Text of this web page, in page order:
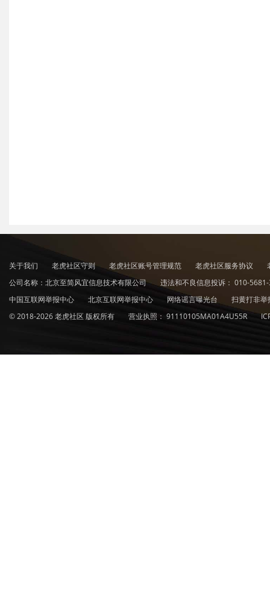
关于我们 老虎社区守则 老虎社区账号管理规范 老虎社区服务协议
公司名称：北京至简风宜信息技术有限公司
违法和不良信息投诉： 010-
中国互联网举报中心
北京互联网举报中心 网络谣言曝光台
扫黄打非
© 2018-2026 老虎社区 版权所有
营业执照： 91110105MA01A4U55R